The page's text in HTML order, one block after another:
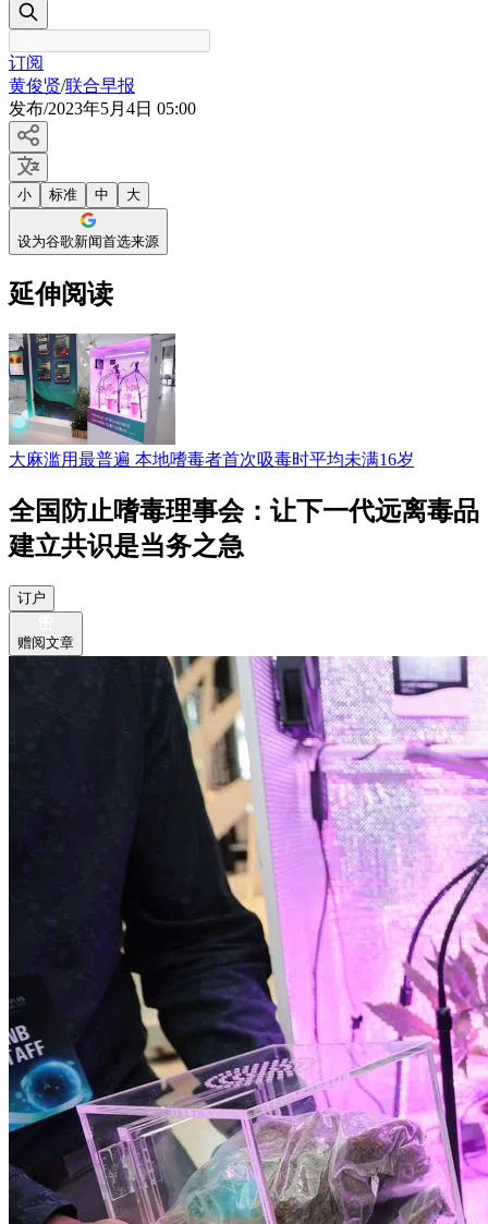
订阅
黄俊贤/联合早报
发布/2023年5月4日 05:00
小 标准 中 大
设为谷歌新闻首选来源
延伸阅读
大麻滥用最普遍 本地嗜毒者首次吸毒时平均未满16岁
全国防止嗜毒理事会：让下一代远离毒品
建立共识是当务之急
订户
赠阅文章